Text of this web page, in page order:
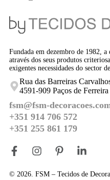
Fundada em dezembro de 1982,
através dos seus produtos
exigentes necessidades do sector
Rua das Barreiras
4591-909 Paços de
fsm@fsm-
+351 914 706 572
+351 255 861 179
© 2026. FSM – Tecidos de